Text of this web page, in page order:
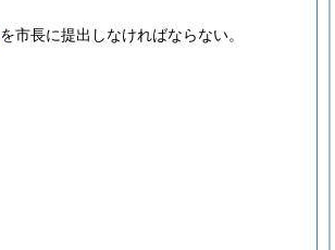
を市長に提出しなければならない。